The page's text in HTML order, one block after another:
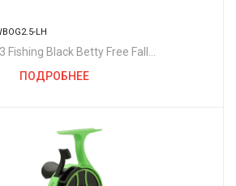
LH
Fishing Black Betty Free Fall
- Left Hand - GLOW
ПОДРОБНЕЕ